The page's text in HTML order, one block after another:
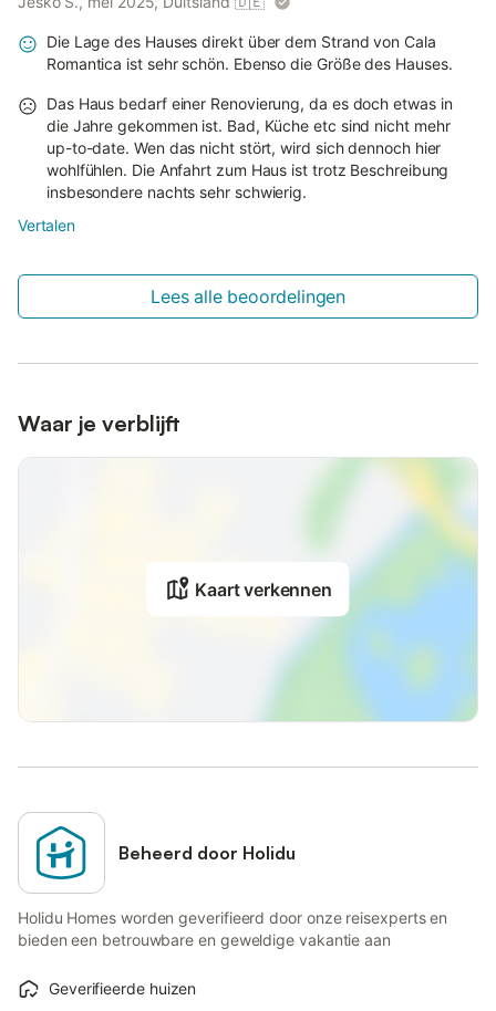
Die Lage des Hauses direkt über dem Strand von Cala
Romantica ist sehr schön. Ebenso die Größe des Hauses.
Das Haus bedarf einer Renovierung, da es doch etwas in
die Jahre gekommen ist. Bad, Küche etc sind nicht mehr
up-to-date. Wen das nicht stört, wird sich dennoch hier
wohlfühlen. Die Anfahrt zum Haus ist trotz Beschreibung
insbesondere nachts sehr schwierig.
Vertalen
Lees alle beoordelingen
Waar je verblijft
Kaart verkennen
Beheerd door Holidu
Holidu Homes worden geverifieerd door onze reisexperts en
bieden een betrouwbare en geweldige vakantie aan
Geverifieerde huizen